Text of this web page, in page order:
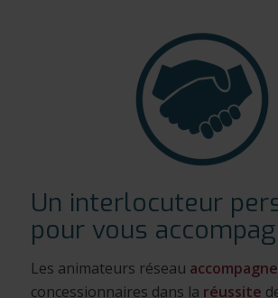
Un interlocuteur
pour vous
Les animateurs réseau
concessionnaires dans la réussite